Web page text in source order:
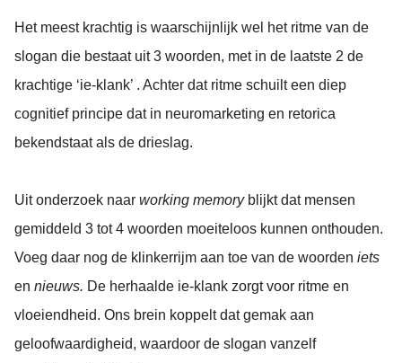
Het meest krachtig is waarschijnlijk wel het ritme van de
slogan die bestaat uit 3 woorden, met in de laatste 2 de
krachtige ‘ie-klank’ . Achter dat ritme schuilt een diep
cognitief principe dat in neuromarketing en retorica
bekendstaat als de drieslag.
Uit onderzoek naar working memoryblijkt dat mensen
gemiddeld 3 tot 4 woorden moeiteloos kunnen onthouden.
Voeg daar nog de klinkerrijm aan toe van de woorden iets
en nieuws. De herhaalde ie-klank zorgt voor ritme en
vloeiendheid. Ons brein koppelt dat gemak aan
geloofwaardigheid, waardoor de slogan vanzelf